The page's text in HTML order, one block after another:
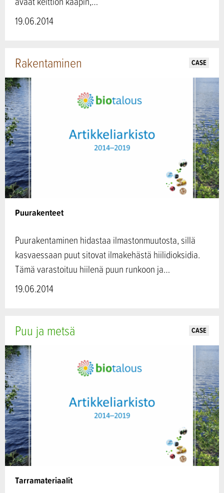
19.06.2014
Puurakenteet
Rakentaminen CASE
Puurakentaminen hidastaa ilmastonmuutosta, sillä
kasvaessaan puut sitovat ilmakehästä hiilidioksidia.
Tämä varastoituu hiilenä puun runkoon ja…
19.06.2014
Tarramateriaalit
Puu ja metsä CASE